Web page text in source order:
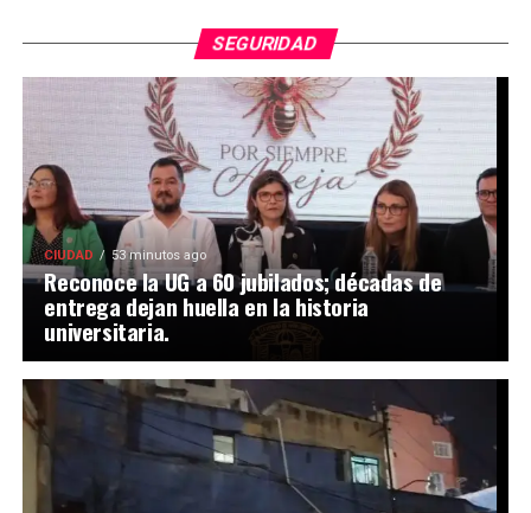
SEGURIDAD
CIUDAD 53 minutos ago
Reconoce la UG a 60 jubilados; décadas de
entrega dejan huella en la historia
universitaria.